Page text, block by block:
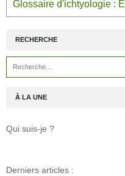
Glossaire d'ichtyologie : E
RECHERCHE
À LA UNE
Qui suis-je ?
Derniers articles :